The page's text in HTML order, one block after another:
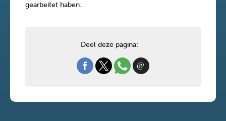
gearbeitet haben.
Deel deze pagina: